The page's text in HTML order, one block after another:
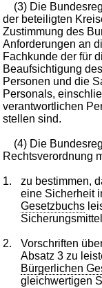
(3) Die
der beteiligten
Zustimmung des
Anforderungen an
Fachkunde der für
Beaufsichtigung
Personen und die
Personals,
verantwortlichen
stellen sind.
(4) Die
Rechtsverordnung
1.
zu bestimmen,
eine Sicherheit
Gesetzbuchs
2. Vorschriften
Absatz 3 zu
Bürgerlichen
gleichwertigen